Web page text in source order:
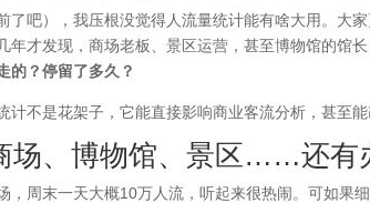
了吧），我压根没觉得人流量统计能有啥大用。大
年才发现，商场老板、景区运营，甚至博物馆的馆
的？停留了多久？
计不是花架子，它能直接影响商业客流分析，甚至能
场、博物馆、景区……还有
，周末一天大概10万人流，听起来很热闹。可如果